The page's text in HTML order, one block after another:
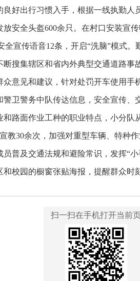
好出行习惯入手，根据一线执勤
安全头盔600余只。在村口安装宣
全宣传语音12条，开启“洗脑”模式
搜集辖区和省内外典型交通道路事
意见和建议，针对处罚开车使用
卫警务中队传达信息，安全宣传
路面作业工种的职业特点，小分
教30余次，加强对重型车辆、特种
普及交通法规和避险常识，发挥“
校园的橱窗张贴海报，提醒群众时
扫一扫在手机打开当前